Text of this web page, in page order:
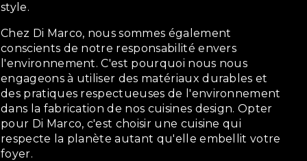
style.
Chez Di Marco, nous sommes également
conscients de notre responsabilité envers
l'environnement. C'est pourquoi nous nous
engageons à utiliser des matériaux durables et
des pratiques respectueuses de l'environnement
dans la fabrication de nos cuisines design. Opter
pour Di Marco, c'est choisir une cuisine qui
respecte la planète autant qu'elle embellit votre
foyer.